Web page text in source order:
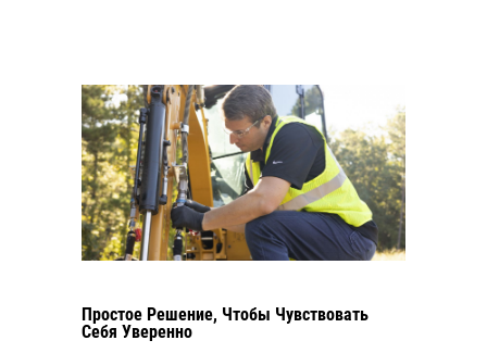
Простое Решение, Чтобы Чувствовать
Себя Уверенно